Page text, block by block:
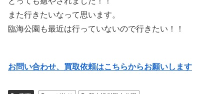
また行きたいなって思います。
臨海公園も最近は行っていないので行きたい！！
お問い合わせ、買取依頼はこちらからお願いします